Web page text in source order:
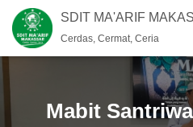
SDIT MA'ARIF
Cerdas, Cermat, Ceria
Mabit